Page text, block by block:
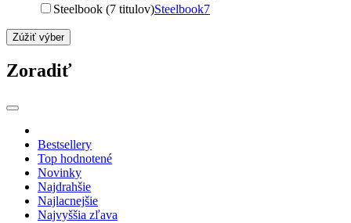
Steelbook (7 titulov)Steelbook7
Zúžiť výber
Zoradiť
Bestsellery
Top hodnotené
Novinky
Najdrahšie
Najlacnejšie
Najvyššia zľava